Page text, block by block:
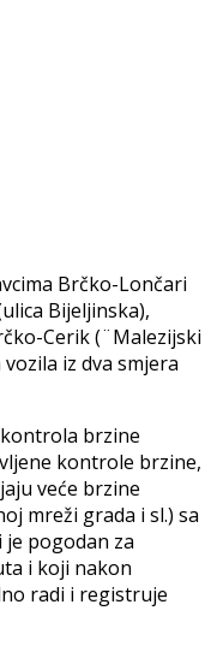
Brčko-Lončari
Bijeljinska),
Cerik (¨Malezijski
iz dva smjera
brzine
kontrole brzine,
veće brzine
mreži grada i sl.) sa
pogodan za
i koji nakon
radi i registruje